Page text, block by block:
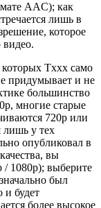
AAC); как
лишь в
которое
видео.
которых Txxx само
придумывает и не
большинство
многие старые
720p или
лишь у тех
опубликовал в
вы
/ 1080p); выберите
был
и будет
более высокое